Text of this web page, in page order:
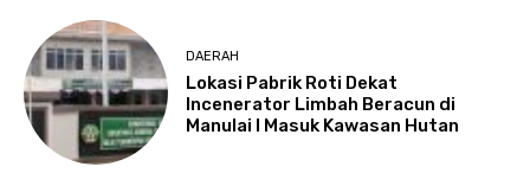
DAERAH
Lokasi Pabrik Roti Dekat
Incenerator Limbah Beracun di
Manulai I Masuk Kawasan Hutan